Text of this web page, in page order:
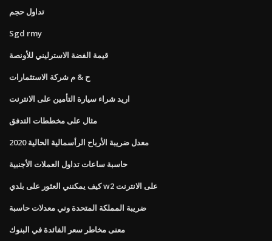
تداول حجم
Sgd rmy
قيمة الفضة الاسترليني للأونصة
ح & م شركة الاستثمارات
اريد شراء سيارة التأمين على الانترنت
مثال على مخططات التدفق
معدل ضريبة الأرباح الرأسمالية الحالية 2020
حاسبة ساعات تداول العملات الأجنبية
كيف يمكنني العثور على بلدي w2 على الانترنت
ضريبة المملكة المتحدة وني معدلات حاسبة
معنى مخاطر سعر الفائدة في البنوك